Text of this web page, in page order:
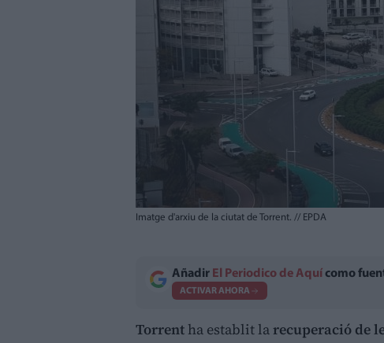
Imatge d'arxiu de la ciutat de Torrent. // EPDA
Añadir El Periodico de Aquí como
ACTIVAR AHORA
Torrent ha establit larecuperació de